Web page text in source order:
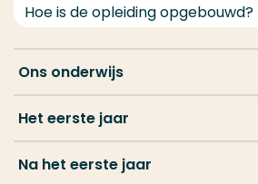
Hoe is de opleiding opgebouwd?
Ons onderwijs
Het eerste jaar
Na het eerste jaar